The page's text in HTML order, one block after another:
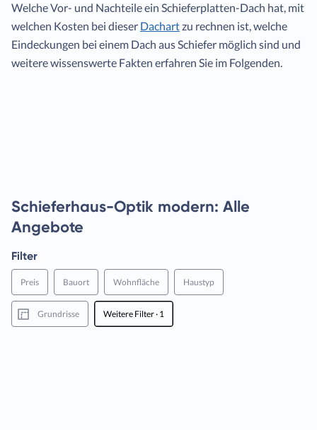
Welche Vor- und Nachteile ein Schieferplatten-Dach hat, mit
welchen Kosten bei dieser Dachartzu rechnen ist, welche
Eindeckungen bei einem Dach aus Schiefer möglich sind und
weitere wissenswerte Fakten erfahren Sie im Folgenden.
Schieferhaus-Optik modern: Alle
Angebote
Filter
Preis Bauort Wohnfläche Haustyp
Grundrisse Weitere Filter· 1